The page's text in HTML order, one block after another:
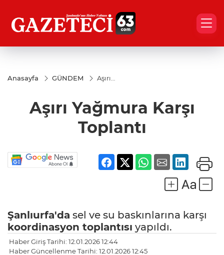
Anasayfa GÜNDEM
Aşırı
Toplantı
Aşırı Yağmura Karşı
Toplantı
Şanlıurfa'da sel ve su baskınlarına karşı
koordinasyon toplantısı yapıldı.
Haber Giriş Tarihi: 12.01.2026 12:44
Haber Güncellenme Tarihi: 12.01.2026 12:45